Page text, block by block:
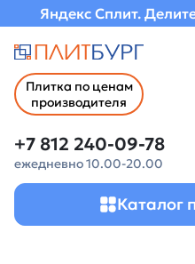
Яндекс Сплит.
Плитка по ценам
производителя
+7 812 240-09-78
ежедневно 10.00-20.00
Каталог